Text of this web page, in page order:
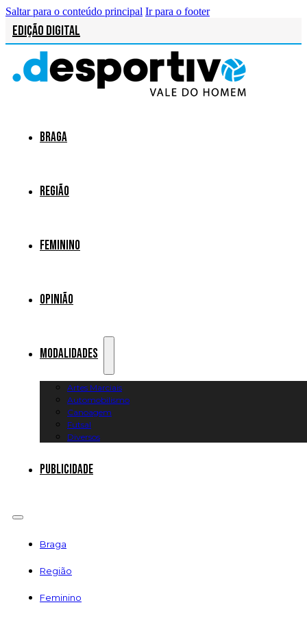
Saltar para o conteúdo principal Ir para o footer
Edição Digital
Braga
Região
Feminino
Opinião
Modalidades
Artes Marciais
Automobilismo
Canoagem
Futsal
Diversos
Publicidade
Braga
Região
Feminino